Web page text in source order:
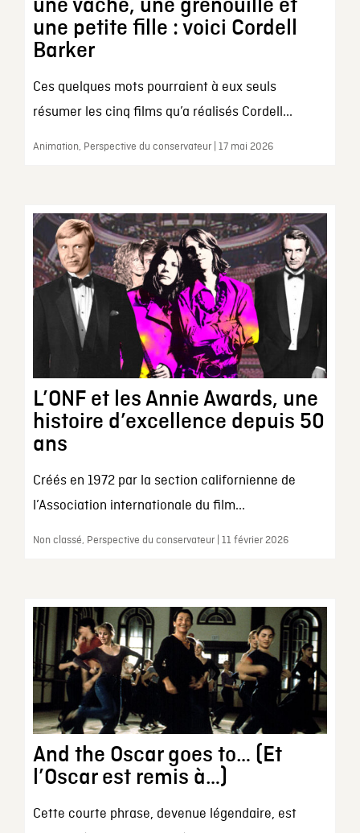
une vache, une grenouille et
une petite fille : voici Cordell
Barker
Ces quelques mots pourraient à eux seuls
résumer les cinq films qu’a réalisés Cordell...
Animation, Perspective du conservateur | 17 mai 2026
L’ONF et les Annie Awards, une
histoire d’excellence depuis 50
ans
Créés en 1972 par la section californienne de
l’Association internationale du film...
Non classé, Perspective du conservateur | 11 février 2026
And the Oscar goes to… (Et
l’Oscar est remis à…)
Cette courte phrase, devenue légendaire, est